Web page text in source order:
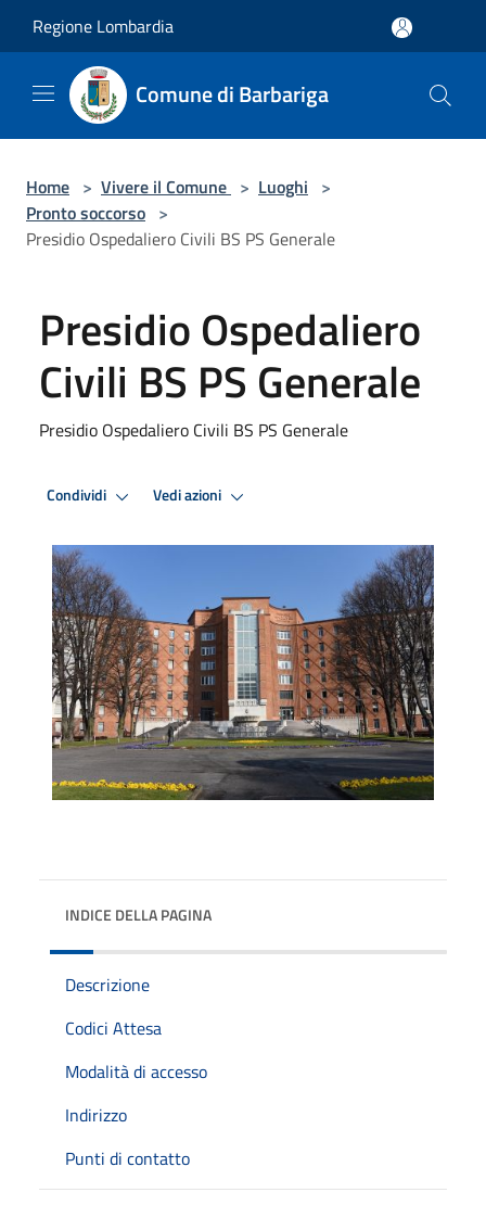
Regione Lombardia
Comune di Barbariga
Home > Vivere il Comune > Luoghi >
Pronto soccorso >
Presidio Ospedaliero Civili BS PS Generale
Presidio Ospedaliero
Civili BS PS Generale
Presidio Ospedaliero Civili BS PS Generale
Condividi Vedi azioni
INDICE DELLA PAGINA
Descrizione
Codici Attesa
Modalità di accesso
Indirizzo
Punti di contatto